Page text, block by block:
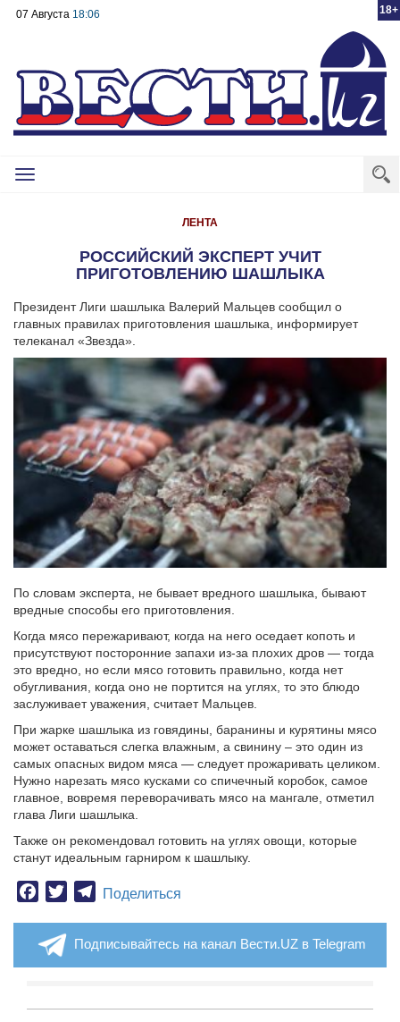
18+
07 Августа 18:06
Toggle
ЛЕНТА
РОССИЙСКИЙ ЭКСПЕРТ УЧИТ
ПРИГОТОВЛЕНИЮ ШАШЛЫКА
Президент Лиги шашлыка Валерий Мальцев сообщил о
главных правилах приготовления шашлыка, информирует
телеканал «Звезда».
По словам эксперта, не бывает вредного шашлыка, бывают
вредные способы его приготовления.
Когда мясо пережаривают, когда на него оседает копоть и
присутствуют посторонние запахи из-за плохих дров — тогда
это вредно, но если мясо готовить правильно, когда нет
обугливания, когда оно не портится на углях, то это блюдо
заслуживает уважения, считает Мальцев.
При жарке шашлыка из говядины, баранины и курятины мясо
может оставаться слегка влажным, а свинину – это один из
самых опасных видом мяса — следует прожаривать целиком.
Нужно нарезать мясо кусками со спичечный коробок, самое
главное, вовремя переворачивать мясо на мангале, отметил
глава Лиги шашлыка.
Также он рекомендовал готовить на углях овощи, которые
станут идеальным гарниром к шашлыку.
Facebook
TwitterTelegram
Поделиться
Подписывайтесь на канал Вести.UZ в Telegram